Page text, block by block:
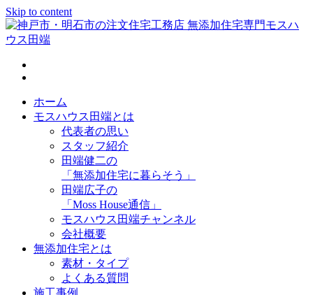
Skip to content
神戸市・明石市の注文住宅工務店 無添加住宅専門モスハウス
田端
ホーム
モスハウス田端とは
代表者の思い
スタッフ紹介
田端健二の
「無添加住宅に暮らそう」
田端広子の
「Moss House通信」
モスハウス田端チャンネル
会社概要
無添加住宅とは
素材・タイプ
よくある質問
施工事例